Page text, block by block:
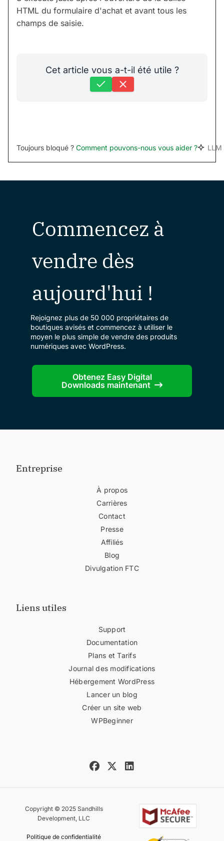
HTML du formulaire d'achat et avant tous les
champs de saisie.
Cet article vous a-t-il été utile ?
Toujours bloqué ? Comment pouvons-nous vous aider ? LLM
Commencez à
vendre dès
aujourd'hui !
Rejoignez plus de 50 000 propriétaires de
boutiques avisés et commencez à utiliser le
moyen le plus simple de vendre des produits
numériques avec WordPress.
Obtenez Easy Digital
Downloads maintenant
Entreprise
À propos
Carrières
Contact
Presse
Affiliés
Blog
Divulgation FTC
Liens utiles
Support
Documentation
Plans et Tarifs
Journal des modifications
Hébergement WordPress
Lancer un blog
Créer un site web
WPBeginner
Copyright © 2025 Sandhills
Development, LLC
Politique de confidentialité